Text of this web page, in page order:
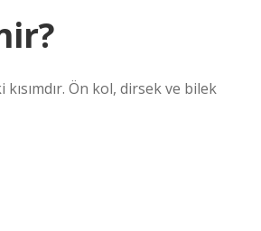
Ön kol, dirsek ve bilek